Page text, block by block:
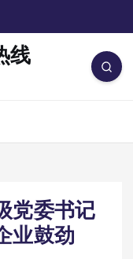
党委书记
业鼓劲